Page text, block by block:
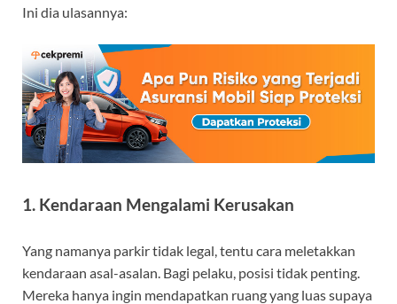
Ini dia ulasannya:
1. Kendaraan Mengalami Kerusakan
Yang namanya parkir tidak legal, tentu cara meletakkan
kendaraan asal-asalan. Bagi pelaku, posisi tidak penting.
Mereka hanya ingin mendapatkan ruang yang luas supaya